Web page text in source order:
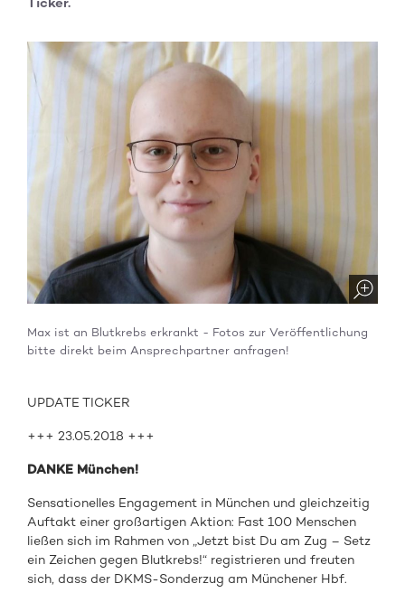
Max ist an Blutkrebs erkrankt - Fotos zur Veröffentlichung
bitte direkt beim Ansprechpartner anfragen!
UPDATE TICKER
+++ 23.05.2018 +++
DANKE München!
Sensationelles Engagement in München und gleichzeitig
Auftakt einer großartigen Aktion: Fast 100 Menschen
ließen sich im Rahmen von „Jetzt bist Du am Zug – Setz
ein Zeichen gegen Blutkrebs!“ registrieren und freuten
sich, dass der DKMS-Sonderzug am Münchener Hbf.